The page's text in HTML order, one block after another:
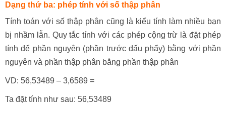
Dạng thứ ba: phép tính với số thập phân
Tính toán với số thập phân cũng là kiểu tính làm nhiều bạn
bị nhầm lẫn. Quy tắc tính với các phép cộng trừ là đặt phép
tính để phần nguyên (phần trước dấu phẩy) bằng với phần
nguyên và phần thập phân bằng phần thập phân
VD: 56,53489 – 3,6589 =
Ta đặt tính như sau: 56,53489